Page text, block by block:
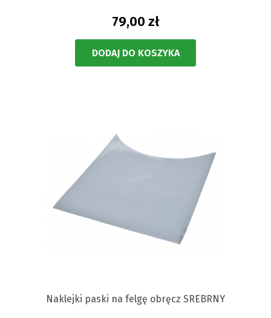
79,00 zł
DODAJ DO KOSZYKA
Naklejki paski na felgę obręcz SREBRNY